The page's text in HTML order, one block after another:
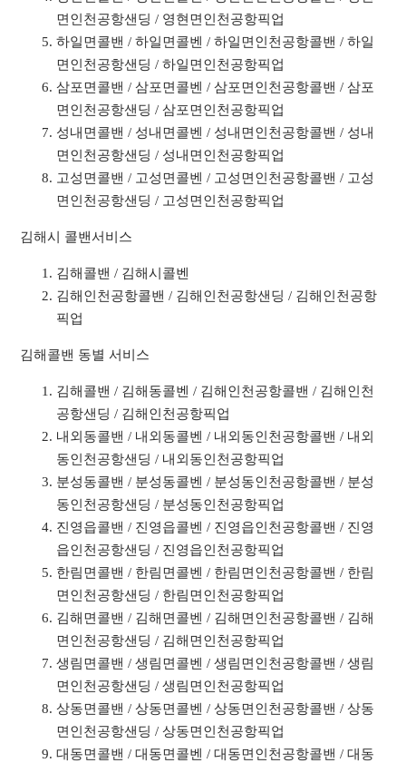
면인천공항샌딩 / 영현면인천공항픽업
하일면콜밴 / 하일면콜벤 / 하일면인천공항콜밴 / 하일
면인천공항샌딩 / 하일면인천공항픽업
삼포면콜밴 / 삼포면콜벤 / 삼포면인천공항콜밴 / 삼포
면인천공항샌딩 / 삼포면인천공항픽업
성내면콜밴 / 성내면콜벤 / 성내면인천공항콜밴 / 성내
면인천공항샌딩 / 성내면인천공항픽업
고성면콜밴 / 고성면콜벤 / 고성면인천공항콜밴 / 고성
면인천공항샌딩 / 고성면인천공항픽업
김해시 콜밴서비스
김해콜밴 / 김해시콜벤
김해인천공항콜밴 / 김해인천공항샌딩 / 김해인천공항
픽업
김해콜밴 동별 서비스
김해콜밴 / 김해동콜벤 / 김해인천공항콜밴 / 김해인천
공항샌딩 / 김해인천공항픽업
내외동콜밴 / 내외동콜벤 / 내외동인천공항콜밴 / 내외
동인천공항샌딩 / 내외동인천공항픽업
분성동콜밴 / 분성동콜벤 / 분성동인천공항콜밴 / 분성
동인천공항샌딩 / 분성동인천공항픽업
진영읍콜밴 / 진영읍콜벤 / 진영읍인천공항콜밴 / 진영
읍인천공항샌딩 / 진영읍인천공항픽업
한림면콜밴 / 한림면콜벤 / 한림면인천공항콜밴 / 한림
면인천공항샌딩 / 한림면인천공항픽업
김해면콜밴 / 김해면콜벤 / 김해면인천공항콜밴 / 김해
면인천공항샌딩 / 김해면인천공항픽업
생림면콜밴 / 생림면콜벤 / 생림면인천공항콜밴 / 생림
면인천공항샌딩 / 생림면인천공항픽업
상동면콜밴 / 상동면콜벤 / 상동면인천공항콜밴 / 상동
면인천공항샌딩 / 상동면인천공항픽업
대동면콜밴 / 대동면콜벤 / 대동면인천공항콜밴 / 대동